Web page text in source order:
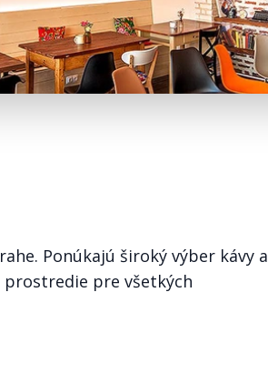
Ponúkajú široký výber kávy a
pre všetkých